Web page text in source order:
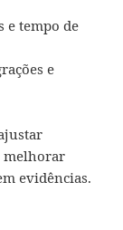
e tempo de
e
melhorar
evidências.